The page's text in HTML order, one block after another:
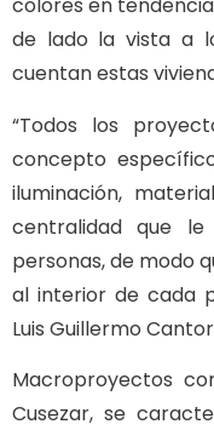
colores en
de lado la vista a
cuentan estas
“Todos los
concepto
iluminación,
centralidad que
personas, de modo
al interior de cada
Luis Guillermo
Macroproyectos
Cusezar, se